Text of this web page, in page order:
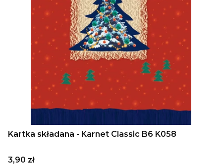
Kartka składana - Karnet Classic B6 K058
Cena
3,90 zł